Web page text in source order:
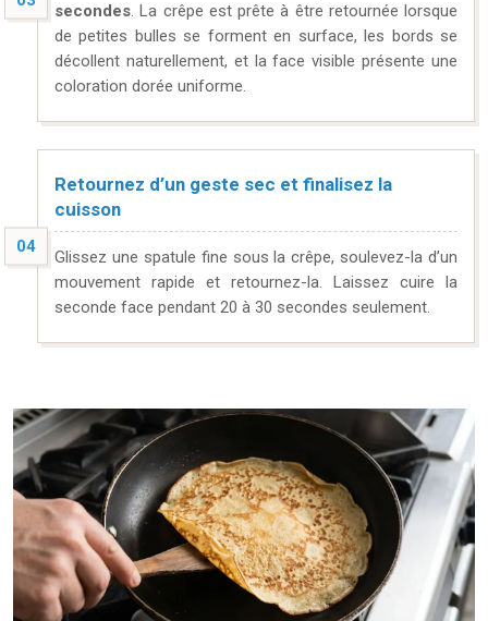
secondes. La crêpe est prête à être retournée lorsque
de petites bulles se forment en surface, les bords se
décollent naturellement, et la face visible présente une
coloration dorée uniforme.
Retournez d’un geste sec et finalisez la
cuisson
Glissez une spatule fine sous la crêpe, soulevez-la d’un
mouvement rapide et retournez-la. Laissez cuire la
seconde face pendant 20 à 30 secondes seulement.